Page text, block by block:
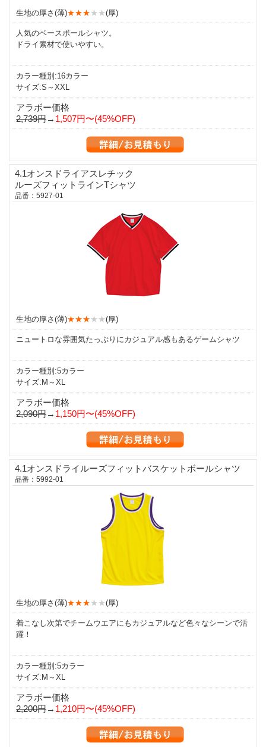
生地の厚さ(薄)★★★★★(厚)
人気のベースボールシャツ。
ドライ素材で使いやすい。
カラー種別:16カラー
サイズ:S～XXL
アラボー価格
2,739円→ 1,507円〜(45%OFF)
4.1オンスドライアスレチック
ルーズフィットラインTシャツ
品番：5927-01
生地の厚さ(薄)★★★★★(厚)
ニュートロな雰囲気たっぷりにカジュアル感もあるゲームシャツ
カラー種別:5カラー
サイズ:M～XL
アラボー価格
2,090円→ 1,150円〜(45%OFF)
4.1オンスドライルーズフィットバスケットボールシャツ
品番：5992-01
生地の厚さ(薄)★★★★★(厚)
着こなし次第でチームウエアにもカジュアルなど色々なシーンで活
躍！
カラー種別:5カラー
サイズ:M～XL
アラボー価格
2,200円→ 1,210円〜(45%OFF)